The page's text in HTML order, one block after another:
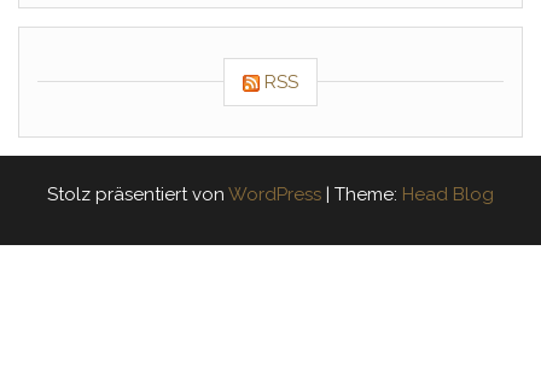
RSS
Stolz präsentiert von WordPress | Theme: Head Blog